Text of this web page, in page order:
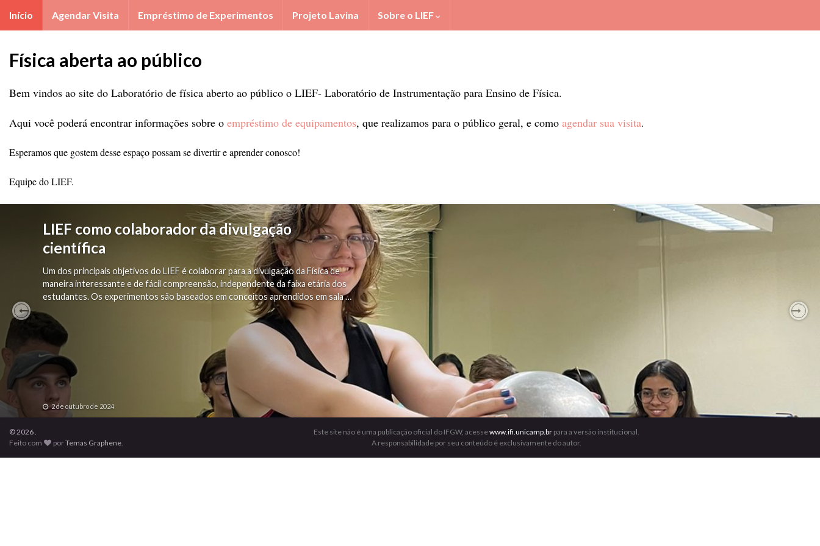
Início Agendar Visita Empréstimo de Experimentos Projeto Lavina Sobre o LIEF
Física aberta ao público
Bem vindos ao site do Laboratório de física aberto ao público o LIEF- Laboratório de Instrumentação para Ensino de Física.
Aqui você poderá encontrar informações sobre o empréstimo de equipamentos, que realizamos para o público geral, e como agendar sua visita.
Esperamos que gostem desse espaço possam se divertir e aprender conosco!
Equipe do LIEF.
LIEF como colaborador da divulgação
científica
Um dos principais objetivos do LIEF é colaborar para a divulgação da Física de
maneira interessante e de fácil compreensão, independente da faixa etária dos
estudantes. Os experimentos são baseados em conceitos aprendidos em sala …
2 de outubro de 2024
Previous
© 2026 .
Feito com
porTemas Graphene.
Este site não é uma publicação oficial do IFGW, acessewww.ifi.unicamp.brpara a versão institucional.
A responsabilidade por seu conteúdo é exclusivamente do autor.